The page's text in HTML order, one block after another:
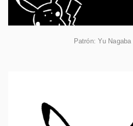
Patrón: Yu Nagaba